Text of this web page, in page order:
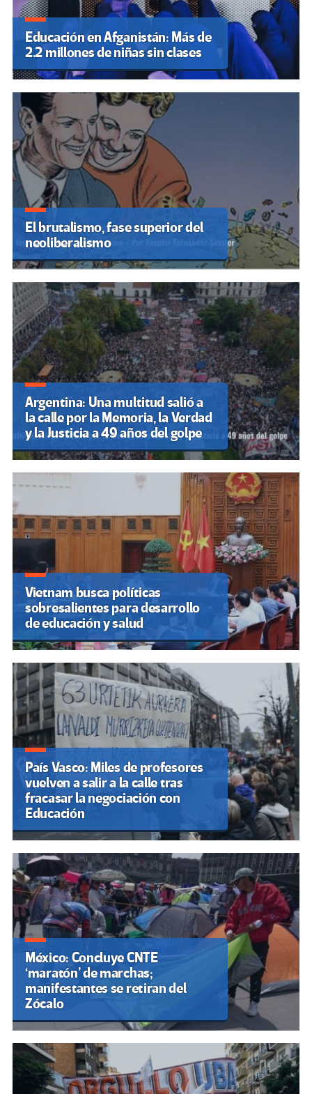
Educación en Afganistán: Más de
2.2 millones de niñas sin clases
El brutalismo, fase superior del
neoliberalismo
Argentina: Una multitud salió a
la calle por la Memoria, la Verdad
y la Justicia a 49 años del golpe
Vietnam busca políticas
sobresalientes para desarrollo
de educación y salud
País Vasco: Miles de profesores
vuelven a salir a la calle tras
fracasar la negociación con
Educación
México: Concluye CNTE
‘maratón’ de marchas;
manifestantes se retiran del
Zócalo